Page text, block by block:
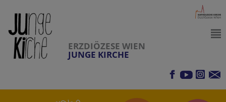
ERZDIÖZESE WIEN
JUNGE KIRCHE